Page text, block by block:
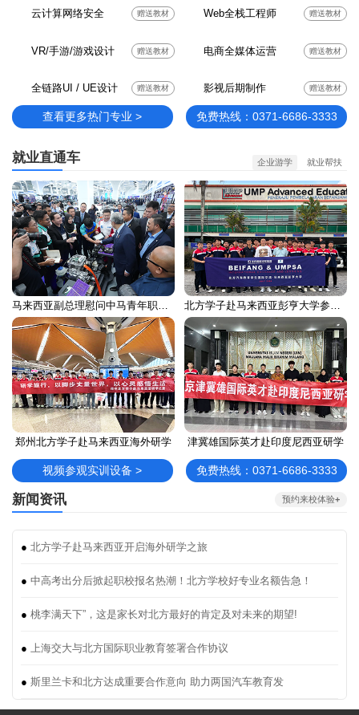
云计算网络安全 赠送教材 Web全栈工程师 赠送教材
VR/手游/游戏设计 赠送教材 电商全媒体运营 赠送教材
全链路UI / UE设计 赠送教材 影视后期制作 赠送教材
查看更多热门专业 > 免费热线：0371-6686-3333
就业直通车 企业游学 就业帮扶
郑州北方学子赴马来西亚海外研学 津冀雄国际英才赴印度尼西亚研学
视频参观实训设备 > 免费热线：0371-6686-3333
新闻资讯 预约来校体验+
● 北方学子赴马来西亚开启海外研学之旅
● 中高考出分后掀起职校报名热潮！北方学校好专业名额告急！
● 桃李满天下”，这是家长对北方最好的肯定及对未来的期望!
● 上海交大与北方国际职业教育签署合作协议
● 斯里兰卡和北方达成重要合作意向 助力两国汽车教育发